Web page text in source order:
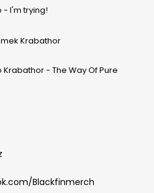
- I'm trying!
Krabathor
- The Way Of Pure
Blackfinmerch